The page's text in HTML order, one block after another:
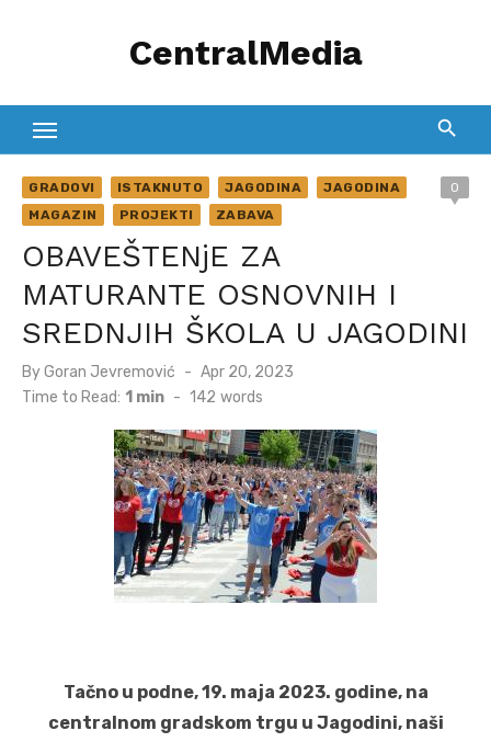
CentralMedia
GRADOVI ISTAKNUTO JAGODINA
JAGODINA
MAGAZIN
PROJEKTI ZABAVA
0
OBAVEŠTENjE ZA
MATURANTE OSNOVNIH I
SREDNJIH ŠKOLA U JAGODINI
ByGoran Jevremović
Posted
on
Apr 20, 2023
Time to Read: 1 min - 142 words
Tačno u podne, 19. maja 2023. godine, na
centralnom gradskom trgu u Jagodini, naši